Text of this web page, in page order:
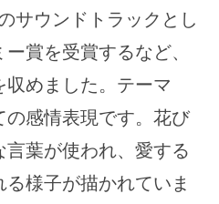
サウンドトラックとし
賞を受賞するなど、
めました。テーマ
感情表現です。花び
葉が使われ、愛する
様子が描かれていま